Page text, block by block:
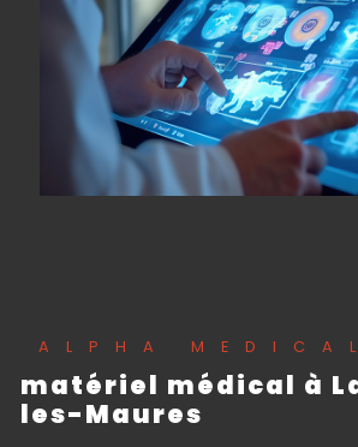
ALPHA
matériel médical à
les-Maures